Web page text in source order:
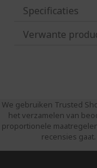
Specificaties
Verwante
We gebruiken Trusted
het verzamelen van
proportionele
recensies gaat.